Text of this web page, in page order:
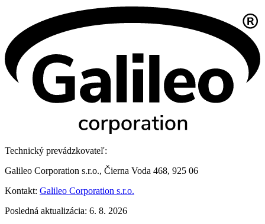
Technický prevádzkovateľ:
Galileo Corporation s.r.o., Čierna Voda 468, 925 06
Kontakt: Galileo Corporation s.r.o.
Posledná aktualizácia: 6. 8. 2026